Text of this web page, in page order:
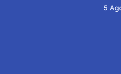
5